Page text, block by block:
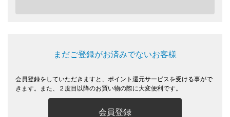
まだご登録がお済みでないお客様
会員登録をしていただきますと、ポイント還元サービスを受ける事がで
きます。また、２度目以降のお買い物の際に大変便利です。
会員登録